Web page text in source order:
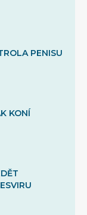
PENISU
KONÍ